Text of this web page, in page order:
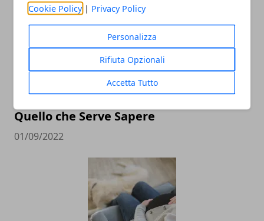
Cookie Policy | Privacy Policy
Personalizza
Rifiuta Opzionali
Accetta Tutto
Primo Trimestre di Gravidanza: Tutto
Quello che Serve Sapere
01/09/2022